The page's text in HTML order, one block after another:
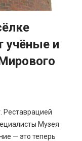
учёные и
Реставрацией
Музея
— это теперь